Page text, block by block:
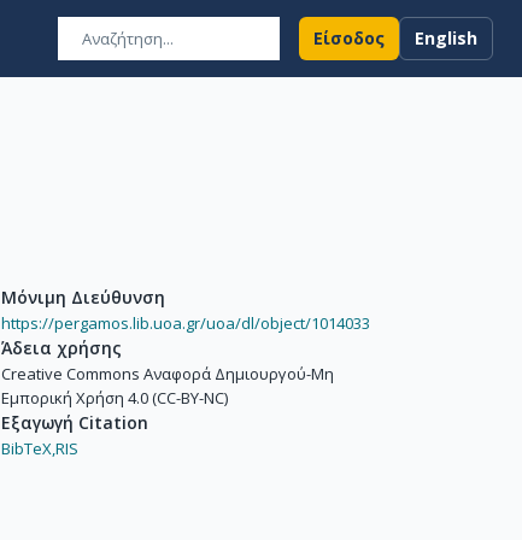
Είσοδος English
Μόνιμη Διεύθυνση
https://pergamos.lib.uoa.gr/uoa/dl/object/1014033
Άδεια χρήσης
Creative Commons Αναφορά Δημιουργού-Μη
Εμπορική Χρήση 4.0 (CC-BY-NC)
Εξαγωγή Citation
BibTeX,RIS